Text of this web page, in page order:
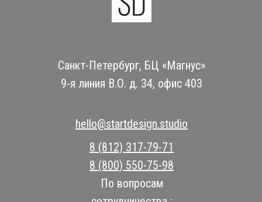
Санкт-Петербург, БЦ «Магнус»
9-я линия В.О. д. 34, офис 403
8 (812) 317-79-71
8 (800) 550-75-98
По вопросам
hello@startdesign.studio